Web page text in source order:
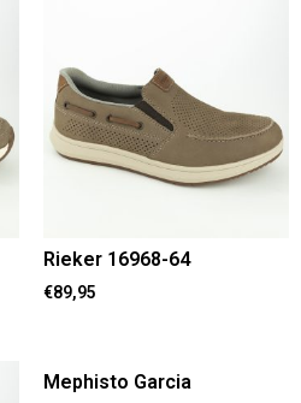
Rieker 16968-64
€89,95
Mephisto Garcia